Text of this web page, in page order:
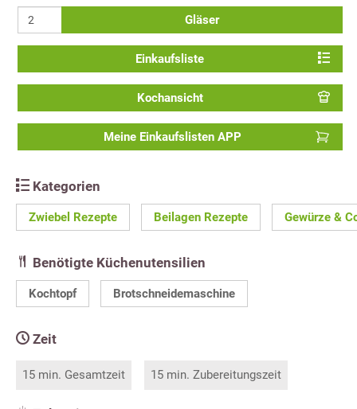
Gläser
Einkaufsliste
Kochansicht
Meine Einkaufslisten APP
Kategorien
Zwiebel Rezepte Beilagen Rezepte Gewürze &
Benötigte Küchenutensilien
Kochtopf Brotschneidemaschine
Zeit
15 min. Gesamtzeit 15 min. Zubereitungszeit